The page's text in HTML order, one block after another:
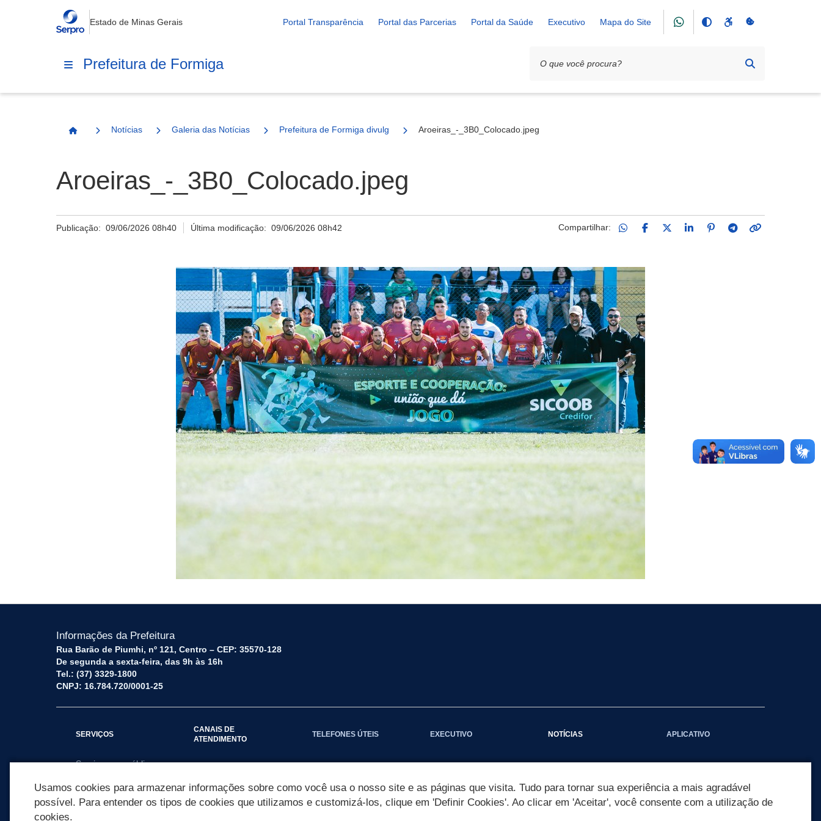
Estado de Minas Gerais Portal Transparência Portal das Parcerias Portal da Saúde Executivo Mapa do Site
Prefeitura de Formiga
Página Inicial
Notícias Galeria das Notícias Prefeitura de Formiga divulga resultado da grande final do Ruralzão Sicoob Credifor 2026
Aroeiras_-_3B0_Colocado.jpeg
Aroeiras_-_3B0_Colocado.jpeg
Publicação: 09/06/2026 08h40 Última modificação:09/06/2026 08h42 Compartilhar:
Informações da Prefeitura
Rua Barão de Piumhi, nº 121, Centro – CEP: 35570-128
De segunda a sexta-feira, das 9h às 16h
Tel.: (37) 3329-1800
CNPJ: 16.784.720/0001-25
SERVIÇOS
Serviços por público
CANAIS DE
ATENDIMENTO
TELEFONES ÚTEIS EXECUTIVO NOTÍCIAS APLICATIVO
Usamos cookies para armazenar informações sobre como você usa o nosso site e as páginas que visita. Tudo para tornar sua experiência a mais agradável
possível. Para entender os tipos de cookies que utilizamos e customizá-los, clique em 'Definir Cookies'. Ao clicar em 'Aceitar', você consente com a utilização de
cookies.